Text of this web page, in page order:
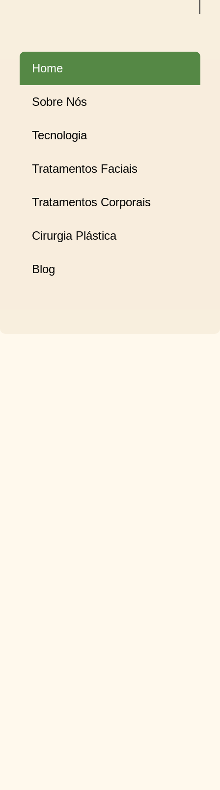
Home
Sobre Nós
Tecnologia
Tratamentos Faciais
Tratamentos Corporais
Cirurgia Plástica
Blog